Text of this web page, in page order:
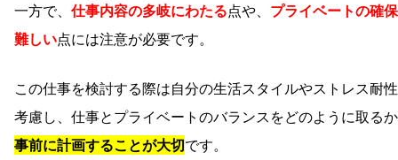
一方で、 仕事内容の多岐にわたる点や、 プライベートの確
難しい点には注意が必要です。
この仕事を検討する際は自分の生活スタイルやストレス耐
考慮し、仕事とプライベートのバランスをどのように取る
事前に計画することが大切です。